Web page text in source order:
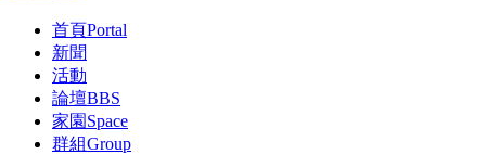
首頁Portal
新聞
活動
論壇BBS
家園 Space
群組Group